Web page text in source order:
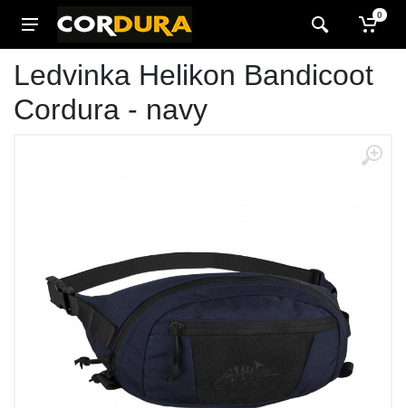
0
Ledvinka Helikon Bandicoot
Cordura - navy